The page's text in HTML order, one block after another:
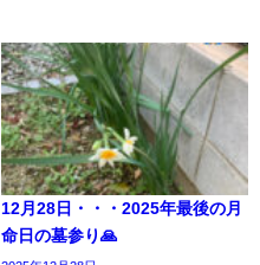
12月28日・・・2025年最後の月
命日の墓参り🙏